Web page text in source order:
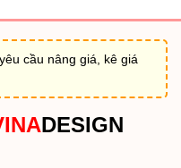
cầu nâng giá, kê giá
DESIGN